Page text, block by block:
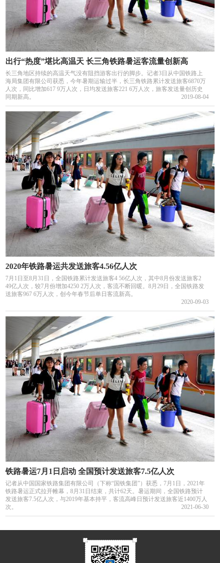
出行“热度”堪比高温天 长三角铁路暑运客流量创新高
长三角地区持续的高温天气没有阻挡游客出行的脚步。记者3日从中国铁路上
海局集团有限公司获悉，今年暑期运输过半，长三角铁路累计发送旅客6870万
人次，同比增加617 9万人次，日均发送旅客221 6万人次，旅客发送量创历史
同期新高。
2019-08-04
2020年铁路暑运共发送旅客4.56亿人次
7月1日至8月31日，全国铁路累计发送旅客4 56亿人次，其中8月份发送旅客2
49亿人次，较7月份增加4250 2万人次，客流不断回暖。8月29日，全国铁路发
送旅客967 6万人次，创今年春节后单日客流新高。
2020-09-03
铁路暑运7月1日启动 全国预计发送旅客7.5亿人次
记者从中国国家铁路集团有限公司（下称“国铁集团”）获悉，7月1日，2021年
铁路暑运正式拉开帷幕，8月31日结束，共计62天。暑运期间，全国铁路预计
发送旅客7.5亿人次，与2019年基本持平，客流高峰日预计发送旅客近1400万人
次。
2021-06-30